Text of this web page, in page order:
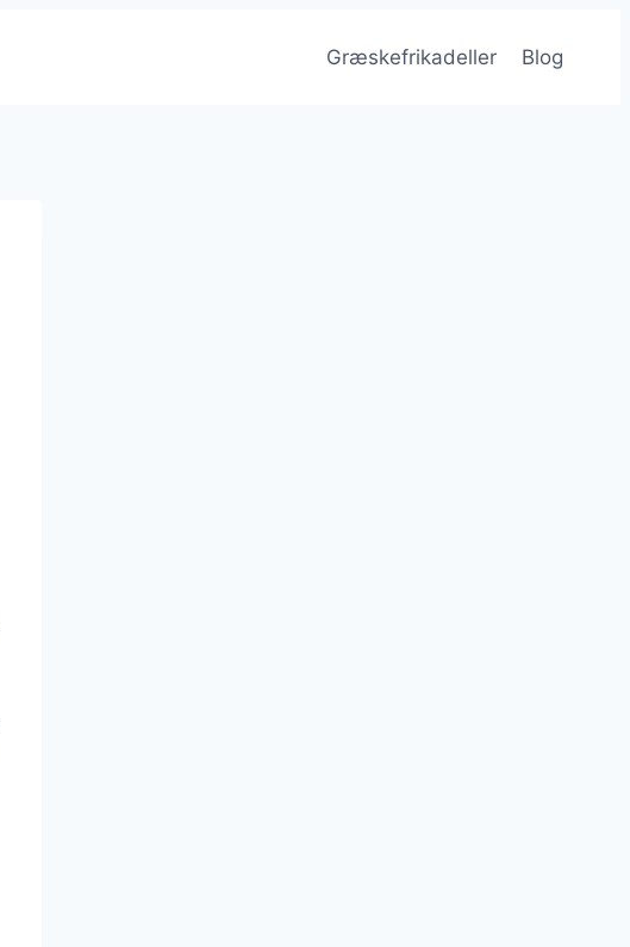
Græskefrikadeller Blog